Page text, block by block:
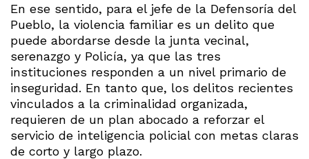
En ese sentido, para el jefe de la Defensoría del
Pueblo, la violencia familiar es un delito que
puede abordarse desde la junta vecinal,
serenazgo y Policía, ya que las tres
instituciones responden a un nivel primario de
inseguridad. En tanto que, los delitos recientes
vinculados a la criminalidad organizada,
requieren de un plan abocado a reforzar el
servicio de inteligencia policial con metas claras
de corto y largo plazo.